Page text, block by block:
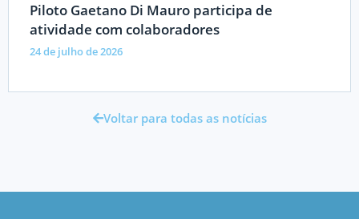
Piloto Gaetano Di Mauro participa de
atividade com colaboradores
24 de julho de 2026
Voltar para todas as notícias